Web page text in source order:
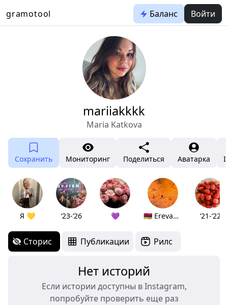
gramotool Баланс Войти
mariiakkkk
Maria Katkova
Сохранить Мониторинг Поделиться Аватарка
Я 💛 ‘23-‘26 💜 🇦🇲 Erevan’25 ‘21-‘22
Сторис Публикации Рилс
Нет историй
Если истории доступны в Instagram,
попробуйте проверить еще раз